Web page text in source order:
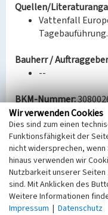
Quellen/
Vattenfall
Tagebauführung.
Bauherr /
--
BKM-Nummer:
Nochten
Schlagwörter
Tagebau
Ort
Nochten
Wir verwenden Cookies
Dies sind zum einen
Funktionsfähigkeit der
nicht widersprechen,
hinaus verwenden wir
Nutzbarkeit unserer
sind. Mit Anklicken des
Weitere Informationen
Impressum | Datenschutz